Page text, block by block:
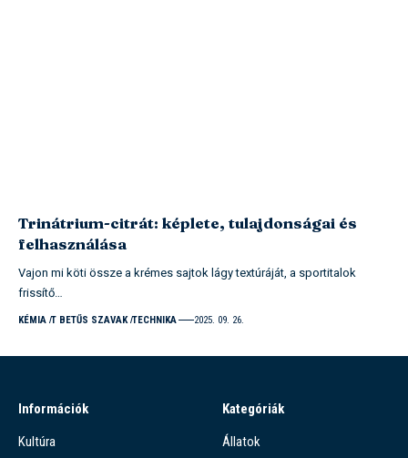
Trinátrium-citrát: képlete, tulajdonságai és
felhasználása
Vajon mi köti össze a krémes sajtok lágy textúráját, a sportitalok
frissítő…
KÉMIA T BETŰS SZAVAK TECHNIKA 2025. 09. 26.
Információk
Kultúra
Kategóriák
Állatok